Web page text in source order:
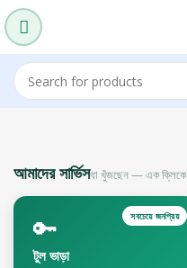
আমাদের সার্ভিসযা খুঁজছেন — এক ক্লিকে
সবচেয়ে জনপ্রিয়
🔑
টুল ভাড়া